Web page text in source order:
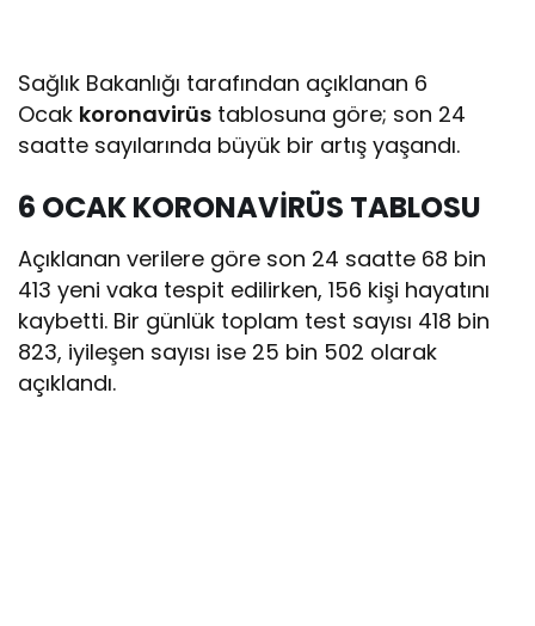
Sağlık Bakanlığı tarafından açıklanan 6
Ocak koronavirüs tablosuna göre; son 24
saatte sayılarında büyük bir artış yaşandı.
6 OCAK KORONAVİRÜS TABLOSU
Açıklanan verilere göre son 24 saatte 68 bin
413 yeni vaka tespit edilirken, 156 kişi hayatını
kaybetti. Bir günlük toplam test sayısı 418 bin
823, iyileşen sayısı ise 25 bin 502 olarak
açıklandı.